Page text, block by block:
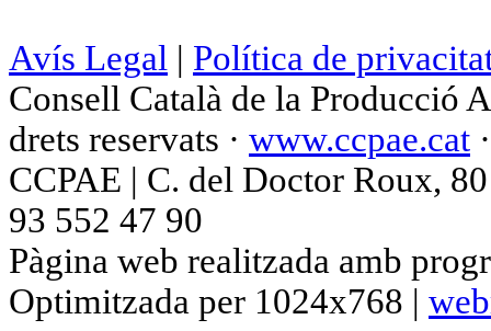
Avís Legal | Política de
Consell Català de la Producció
drets reservats · www.ccpae.cat
CCPAE | C. del Doctor Roux,
93 552 47 90
Pàgina web realitzada amb
Optimitzada per 1024x768 |